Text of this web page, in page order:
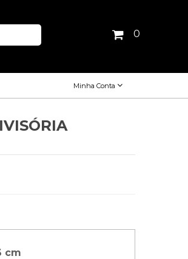
0
Minha Conta
cm